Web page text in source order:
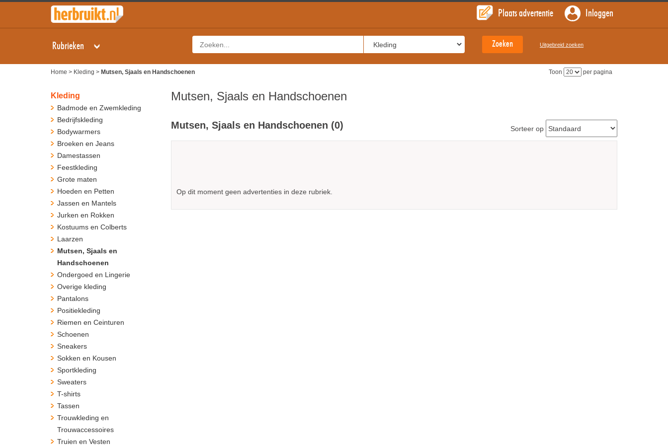
Plaats advertentie Inloggen
Rubrieken Uitgebreid zoeken
Home > Kleding > Mutsen, Sjaals en Handschoenen Toon per pagina
Mutsen, Sjaals en Handschoenen
Mutsen, Sjaals en Handschoenen (0) Sorteer op
Op dit moment geen advertenties in deze rubriek.
Kleding
Badmode en Zwemkleding
Bedrijfskleding
Bodywarmers
Broeken en Jeans
Damestassen
Feestkleding
Grote maten
Hoeden en Petten
Jassen en Mantels
Jurken en Rokken
Kostuums en Colberts
Laarzen
Mutsen, Sjaals en
Handschoenen
Ondergoed en Lingerie
Overige kleding
Pantalons
Positiekleding
Riemen en Ceinturen
Schoenen
Sneakers
Sokken en Kousen
Sportkleding
Sweaters
T-shirts
Tassen
Trouwkleding en
Trouwaccessoires
Truien en Vesten